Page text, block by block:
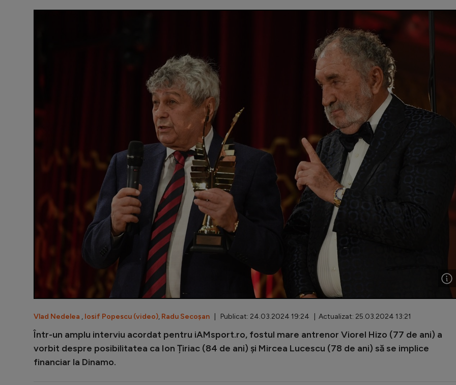
Vlad Nedelea , Iosif Popescu (video), Radu Secoșan | Publicat: 24.03.2024 19:24 | Actualizat: 25.03.2024 13:21
Într-un amplu interviu acordat pentru iAMsport.ro, fostul mare antrenor Viorel Hizo (77 de ani) a
vorbit despre posibilitatea ca Ion Țiriac (84 de ani) și Mircea Lucescu (78 de ani) să se implice
financiar la Dinamo.